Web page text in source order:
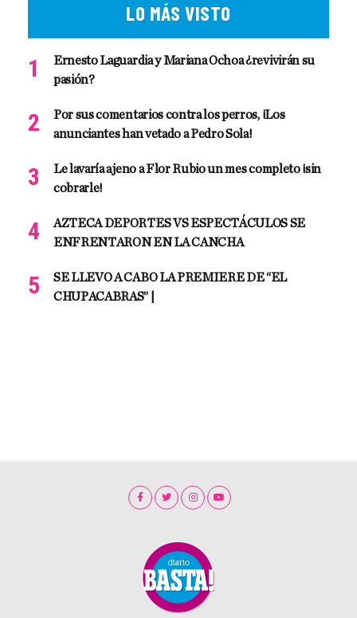
LO MÁS VISTO
Ernesto Laguardia y Mariana Ochoa ¿revivirán su
pasión?
Por sus comentarios contra los perros, ¡Los
anunciantes han vetado a Pedro Sola!
Le lavaría ajeno a Flor Rubio un mes completo ¡sin
cobrarle!
AZTECA DEPORTES VS ESPECTÁCULOS SE
ENFRENTARON EN LA CANCHA
SE LLEVO A CABO LA PREMIERE DE “EL
CHUPACABRAS” |